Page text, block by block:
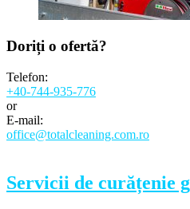
Doriți o ofertă?
Telefon:
+40-744-935-776
or
E-mail:
office@totalcleaning.com.ro
Servicii de curățenie